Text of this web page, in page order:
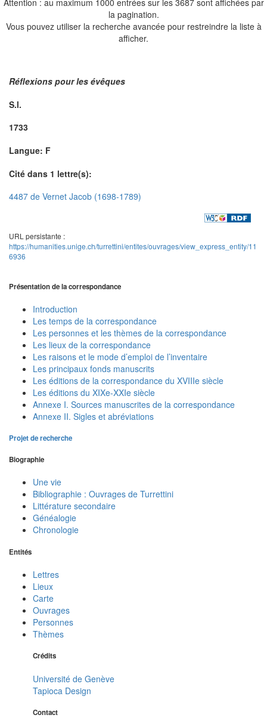
la pagination.
Vous pouvez utiliser la recherche avancée pour restreindre la liste à
afficher.
Réflexions pour les évêques
S.l.
1733
Langue: F
Cité dans 1 lettre(s):
4487 de Vernet Jacob (1698-1789)
URL persistante :
https://humanities.unige.ch/turrettini/entites/ouvrages/view_express_entity/11
6936
Présentation de la correspondance
Introduction
Les temps de la correspondance
Les personnes et les thèmes de la correspondance
Les lieux de la correspondance
Les raisons et le mode d’emploi de l’inventaire
Les principaux fonds manuscrits
Les éditions de la correspondance du XVIIIe siècle
Les éditions du XIXe-XXIe siècle
Annexe I. Sources manuscrites de la correspondance
Annexe II. Sigles et abréviations
Projet de recherche
Biographie
Une vie
Bibliographie : Ouvrages de Turrettini
Littérature secondaire
Généalogie
Chronologie
Entités
Lettres
Lieux
Carte
Ouvrages
Personnes
Thèmes
Crédits
Université de Genève
Tapioca Design
Contact